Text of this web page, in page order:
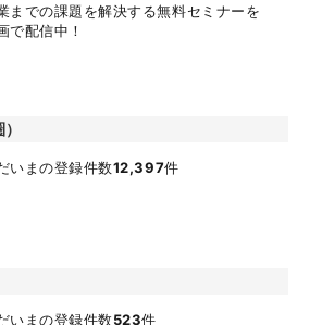
までの課題を解決する無料セミナーを
で配信中！
いまの登録件数12,397件
いまの登録件数523件